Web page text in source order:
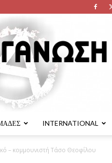
INTERNATIONAL
– κομμουνιστή Τάσο Θεοφίλου